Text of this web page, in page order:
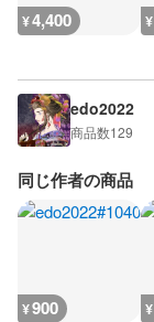
¥4,400 ¥
edo2022
商品数129
同じ作者の商品
¥900 ¥